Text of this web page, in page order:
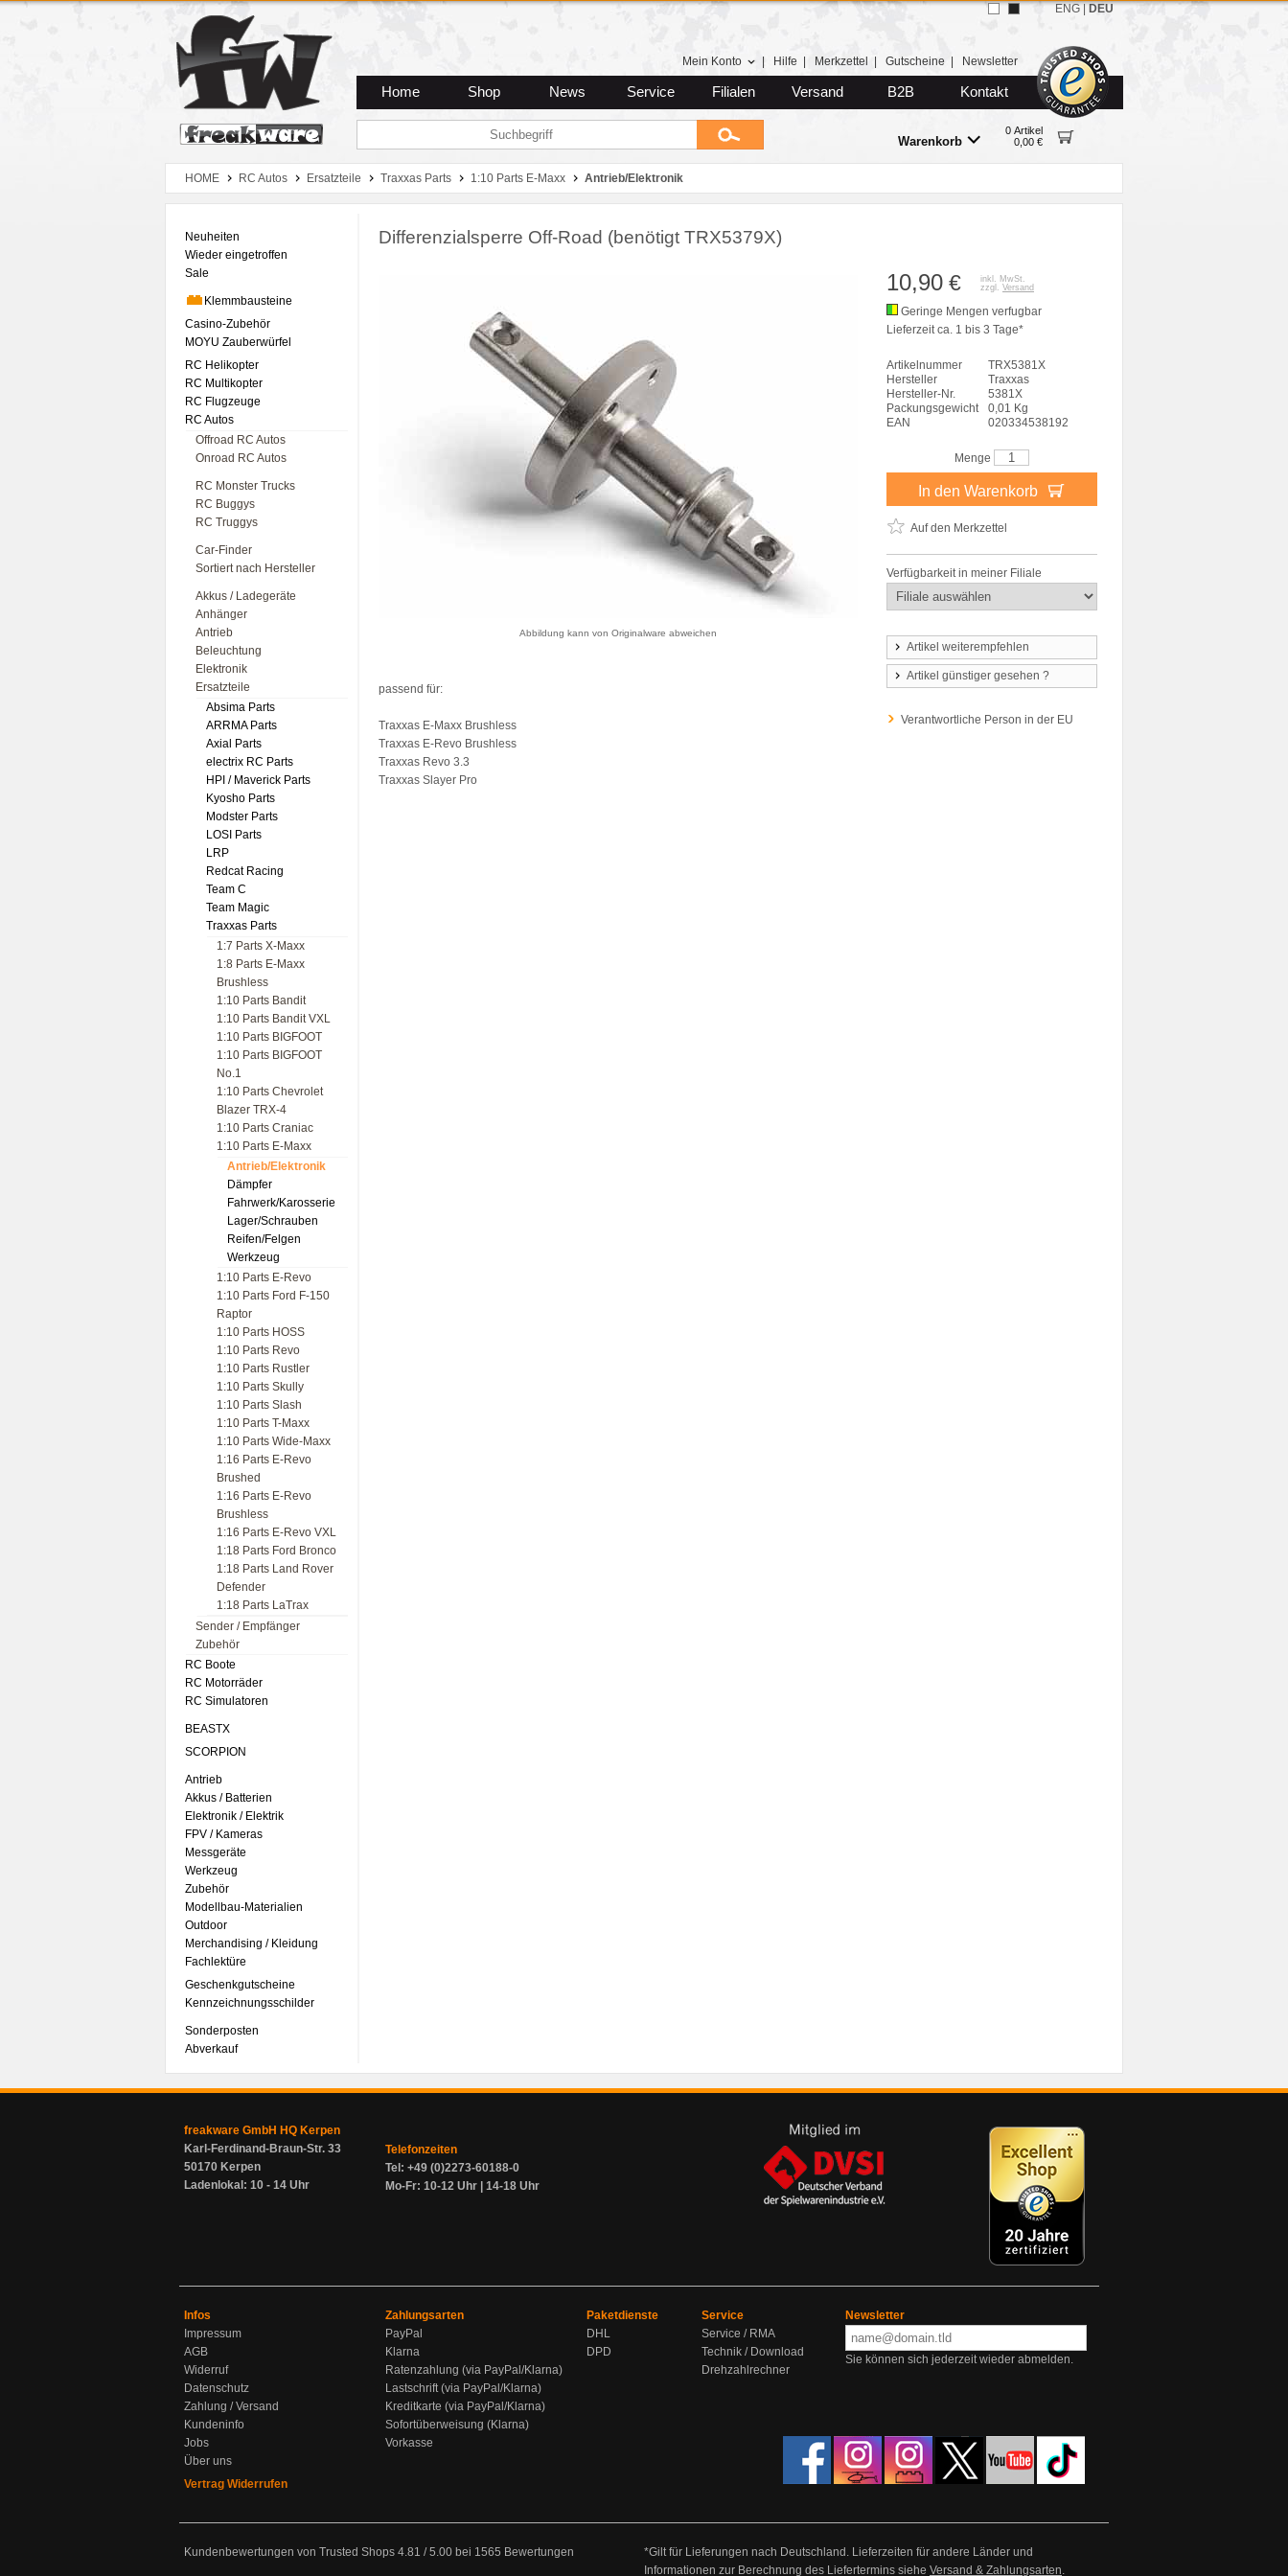
Zum Hauptmenue
Zum Seiteninhalt
Zum Warenkob
Mein Konto Hilfe Merkzettel Gutscheine Newsletter
Home Shop News Service Filialen Versand B2B Kontakt
Warenkorb
0 Artikel
0,00 €
ENG DEU
HOME RC Autos Ersatzteile Traxxas Parts 1:10 Parts E-Maxx Antrieb/Elektronik
Neuheiten
Wieder eingetroffen
Sale
Klemmbausteine
Casino-Zubehör
MOYU Zauberwürfel
RC Helikopter
RC Multikopter
RC Flugzeuge
RC Autos
Offroad RC Autos
Onroad RC Autos
RC Monster Trucks
RC Buggys
RC Truggys
Car-Finder
Sortiert nach Hersteller
Akkus / Ladegeräte
Anhänger
Antrieb
Beleuchtung
Elektronik
Ersatzteile
Absima Parts
ARRMA Parts
Axial Parts
electrix RC Parts
HPI / Maverick Parts
Kyosho Parts
Modster Parts
LOSI Parts
LRP
Redcat Racing
Team C
Team Magic
Traxxas Parts
1:7 Parts X-Maxx
1:8 Parts E-Maxx
Brushless
1:10 Parts Bandit
1:10 Parts Bandit VXL
1:10 Parts BIGFOOT
1:10 Parts BIGFOOT
No.1
1:10 Parts Chevrolet
Blazer TRX-4
1:10 Parts Craniac
1:10 Parts E-Maxx
Antrieb/Elektronik
Dämpfer
Fahrwerk/Karosserie
Lager/Schrauben
Reifen/Felgen
Werkzeug
1:10 Parts E-Revo
1:10 Parts Ford F-150
Raptor
1:10 Parts HOSS
1:10 Parts Revo
1:10 Parts Rustler
1:10 Parts Skully
1:10 Parts Slash
1:10 Parts T-Maxx
1:10 Parts Wide-Maxx
1:16 Parts E-Revo
Brushed
1:16 Parts E-Revo
Brushless
1:16 Parts E-Revo VXL
1:18 Parts Ford Bronco
1:18 Parts Land Rover
Defender
1:18 Parts LaTrax
Sender / Empfänger
Zubehör
RC Boote
RC Motorräder
RC Simulatoren
BEASTX
SCORPION
Antrieb
Akkus / Batterien
Elektronik / Elektrik
FPV / Kameras
Messgeräte
Werkzeug
Zubehör
Modellbau-Materialien
Outdoor
Merchandising / Kleidung
Fachlektüre
Geschenkgutscheine
Kennzeichnungsschilder
Sonderposten
Abverkauf
Differenzialsperre Off-Road (benötigt TRX5379X)
Abbildung kann von Originalware abweichen
passend für:
Traxxas E-Maxx Brushless
Traxxas E-Revo Brushless
Traxxas Revo 3.3
Traxxas Slayer Pro
10,90 €
inkl. MwSt.
zzgl. Versand
Geringe Mengen verfugbar
Lieferzeit ca. 1 bis 3 Tage*
Artikelnummer
TRX5381X
Hersteller
Traxxas
Hersteller-Nr.
5381X
Packungsgewicht
0,01 Kg
EAN
020334538192
Menge
In den Warenkorb
Auf den Merkzettel
Verfügbarkeit in meiner Filiale
Artikel weiterempfehlen
Artikel günstiger gesehen ?
Verantwortliche Person in der EU
freakware GmbH HQ Kerpen
Karl-Ferdinand-Braun-Str. 33
50170 Kerpen
Ladenlokal: 10 - 14 Uhr
Telefonzeiten
Tel: +49 (0)2273-60188-0
Mo-Fr: 10-12 Uhr | 14-18 Uhr
Infos
Impressum
AGB
Widerruf
Datenschutz
Zahlung / Versand
Kundeninfo
Jobs
Über uns
Vertrag Widerrufen
Zahlungsarten
PayPal
Klarna
Ratenzahlung (via PayPal/Klarna)
Lastschrift (via PayPal/Klarna)
Kreditkarte (via PayPal/Klarna)
Sofortüberweisung (Klarna)
Vorkasse
Paketdienste
DHL
DPD
Service
Service / RMA
Technik / Download
Drehzahlrechner
Newsletter
Sie können sich jederzeit wieder abmelden.
Kundenbewertungen von Trusted Shops 4.81 /5.00 bei 1565 Bewertungen
*Gilt für Lieferungen nach Deutschland. Lieferzeiten für andere Länder und
Informationen zur Berechnung des Liefertermins siehe Versand & Zahlungsarten.